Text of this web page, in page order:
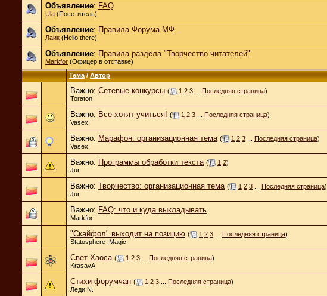
Объявление: FAQ
Ula (Посетитель)
Объявление: Правила Форума МФ
Лаик (Hello there)
Объявление: Правила раздела "Творчество читателей"
Markfor (Офицер в отставке)
Тема / Автор
Важно: Сетевые конкурсы ( 1 2 3 Последняя страница)
Toraton
Важно: Все хотят учиться! ( 1 2 3 Последняя страница)
Vasex
Важно: Марафон: организационная тема ( 1 2 3 Последняя страница)
Vasex
Важно: Программы обработки текста ( 1 2)
Jur
Важно: Творчество: организационная тема ( 1 2 3 Последняя страница)
Jur
Важно: FAQ: что и куда выкладывать
Markfor
"Скайфол" выходит на позицию ( 1 2 3 Последняя страница)
Statosphere_Magic
Свет Хаоса ( 1 2 3 Последняя страница)
KrasavA
Стихи форумчан ( 1 2 3 Последняя страница)
Леди N.